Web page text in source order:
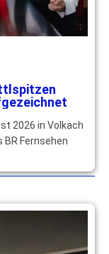
2026 in Volkach
Fernsehen